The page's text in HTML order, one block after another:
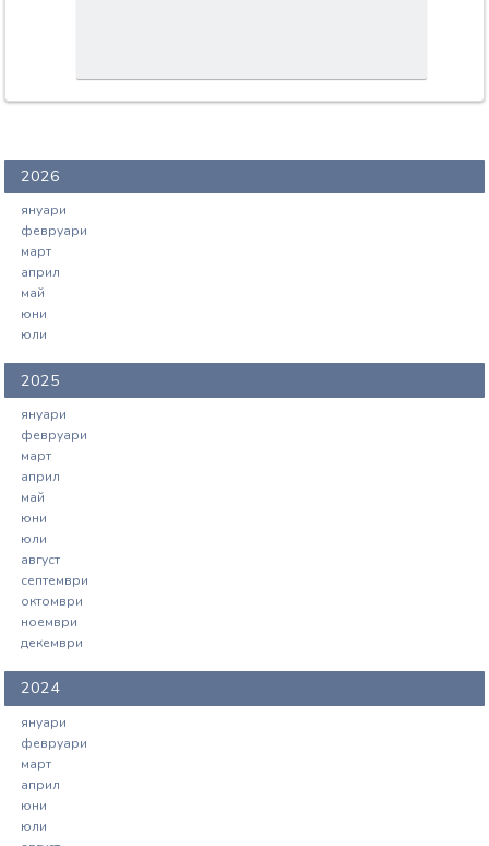
2026
януари
февруари
март
април
май
юни
юли
2025
януари
февруари
март
април
май
юни
юли
август
септември
октомври
ноември
декември
2024
януари
февруари
март
април
юни
юли